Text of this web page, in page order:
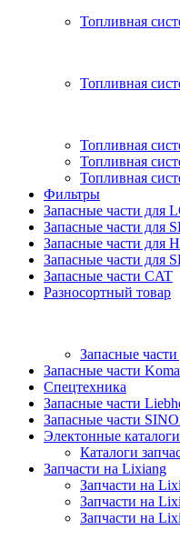
Топливная
Топливная
Топливная
Топливная
Топливная
Фильтры
Запасные части для
Запасные части для
Запасные части для
Запасные части для
Запасные части CAT
Разносортный товар
Запасные
Запасные части
Спецтехника
Запасные части
Запасные части
Электонные каталоги
Каталоги
Запчасти на Lixiang
Запчасти на
Запчасти на
Запчасти на